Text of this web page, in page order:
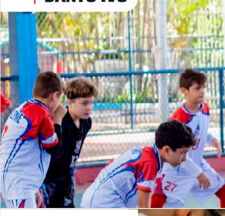
Lista de vídeos
NOSSOCANAL